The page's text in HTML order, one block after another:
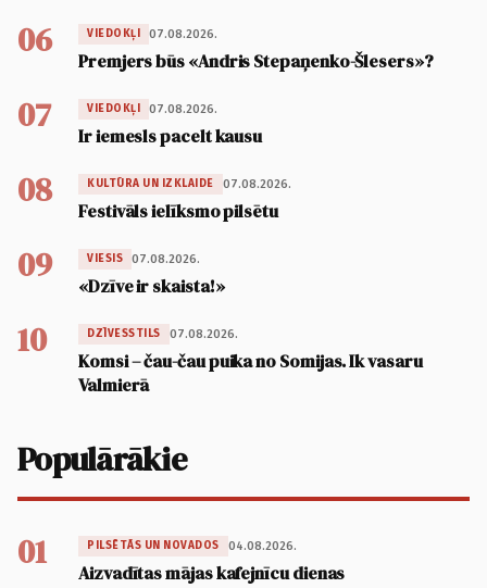
06 VIEDOKĻI 07.08.2026.
Premjers būs «Andris Stepaņenko-Šlesers»?
07 VIEDOKĻI 07.08.2026.
Ir iemesls pacelt kausu
08 KULTŪRA UN IZKLAIDE 07.08.2026.
Festivāls ielīksmo pilsētu
09 VIESIS 07.08.2026.
«Dzīve ir skaista!»
10 DZĪVESSTILS 07.08.2026.
Komsi – čau-čau puika no Somijas. Ik vasaru
Valmierā
Populārākie
01 PILSĒTĀS UN NOVADOS 04.08.2026.
Aizvadītas mājas kafejnīcu dienas